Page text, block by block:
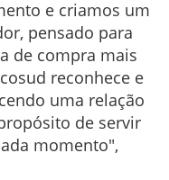
e criamos um
pensado para
de compra mais
reconhece e
uma relação
de servir
momento",